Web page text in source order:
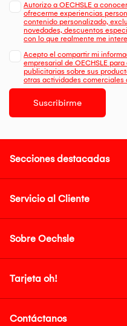
Autorizo a OECHSLE a
ofrecerme experiencias
contenido personalizado,
novedades, descuentos
con lo que realmente me
Acepto el compartir mi
empresarial de OECHSLE
publicitarias sobre sus
otras actividades comerciales
Suscribirme
Secciones destacadas
Servicio al Cliente
Sobre Oechsle
Tarjeta oh!
Contáctanos